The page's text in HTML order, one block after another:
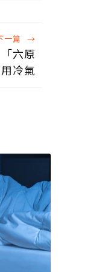
一篇 →
六原
冷氣